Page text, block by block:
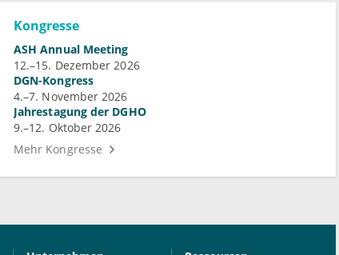
Kongresse
ASH Annual Meeting
12.–15. Dezember 2026
DGN-Kongress
4.–7. November 2026
Jahrestagung der DGHO
9.–12. Oktober 2026
Mehr Kongresse